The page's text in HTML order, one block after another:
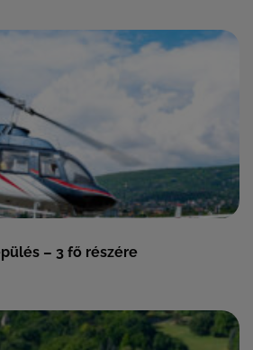
– 3 fő részére
Ft